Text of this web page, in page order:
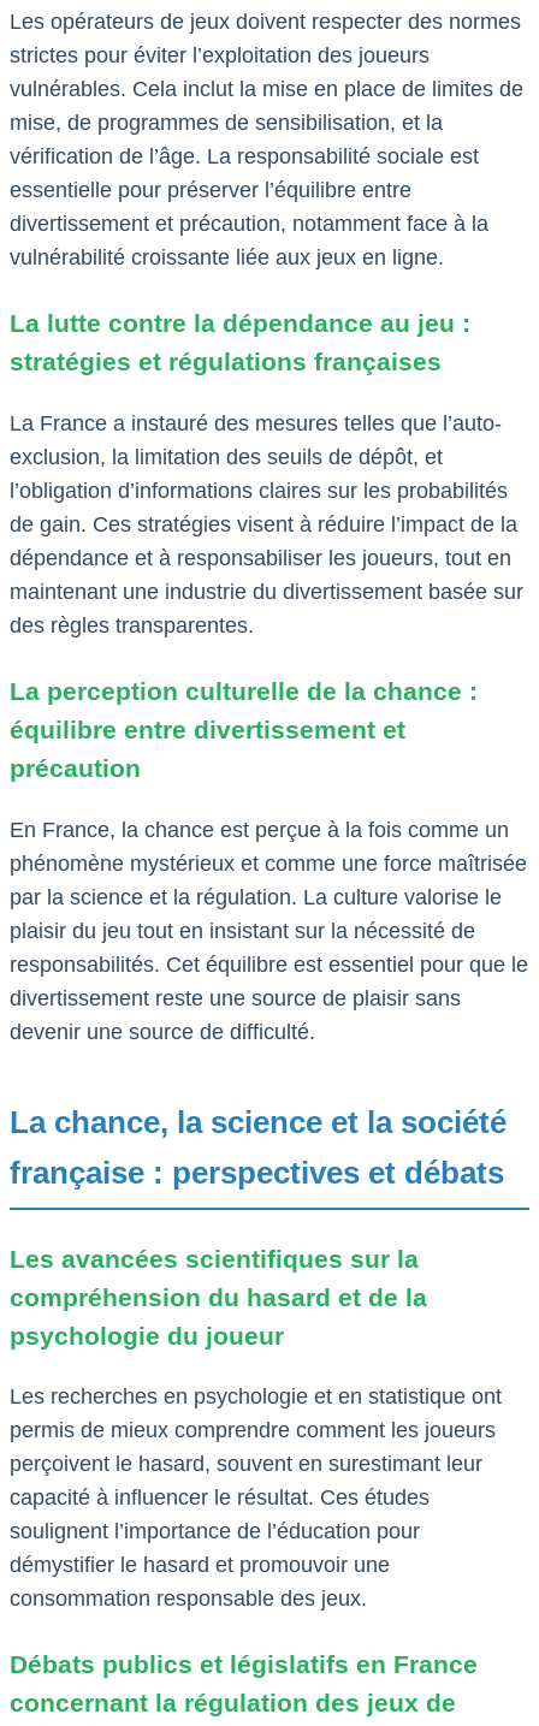
Les opérateurs de jeux doivent respecter des normes
strictes pour éviter l’exploitation des joueurs
vulnérables. Cela inclut la mise en place de limites de
mise, de programmes de sensibilisation, et la
vérification de l’âge. La responsabilité sociale est
essentielle pour préserver l’équilibre entre
divertissement et précaution, notamment face à la
vulnérabilité croissante liée aux jeux en ligne.
La lutte contre la dépendance au jeu :
stratégies et régulations françaises
La France a instauré des mesures telles que l’auto-
exclusion, la limitation des seuils de dépôt, et
l’obligation d’informations claires sur les probabilités
de gain. Ces stratégies visent à réduire l’impact de la
dépendance et à responsabiliser les joueurs, tout en
maintenant une industrie du divertissement basée sur
des règles transparentes.
La perception culturelle de la chance :
équilibre entre divertissement et
précaution
En France, la chance est perçue à la fois comme un
phénomène mystérieux et comme une force maîtrisée
par la science et la régulation. La culture valorise le
plaisir du jeu tout en insistant sur la nécessité de
responsabilités. Cet équilibre est essentiel pour que le
divertissement reste une source de plaisir sans
devenir une source de difficulté.
La chance, la science et la société
française : perspectives et débats
Les avancées scientifiques sur la
compréhension du hasard et de la
psychologie du joueur
Les recherches en psychologie et en statistique ont
permis de mieux comprendre comment les joueurs
perçoivent le hasard, souvent en surestimant leur
capacité à influencer le résultat. Ces études
soulignent l’importance de l’éducation pour
démystifier le hasard et promouvoir une
consommation responsable des jeux.
Débats publics et législatifs en France
concernant la régulation des jeux de